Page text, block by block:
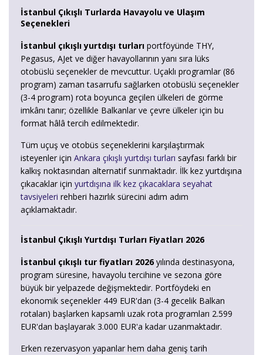
İstanbul Çıkışlı Turlarda Havayolu ve Ulaşım
Seçenekleri
İstanbul çıkışlı yurtdışı turları portföyünde THY,
Pegasus, AJet ve diğer havayollarının yanı sıra lüks
otobüslü seçenekler de mevcuttur. Uçaklı programlar (86
program) zaman tasarrufu sağlarken otobüslü seçenekler
(3-4 program) rota boyunca geçilen ülkeleri de görme
imkânı tanır; özellikle Balkanlar ve çevre ülkeler için bu
format hâlâ tercih edilmektedir.
Tüm uçuş ve otobüs seçeneklerini karşılaştırmak
isteyenler için Ankara çıkışlı yurtdışı turları sayfası farklı bir
kalkış noktasından alternatif sunmaktadır. İlk kez yurtdışına
çıkacaklar için yurtdışına ilk kez çıkacaklara seyahat
tavsiyeleri rehberi hazırlık sürecini adım adım
açıklamaktadır.
İstanbul Çıkışlı Yurtdışı Turları Fiyatları 2026
İstanbul çıkışlı tur fiyatları 2026 yılında destinasyona,
program süresine, havayolu tercihine ve sezona göre
büyük bir yelpazede değişmektedir. Portföydeki en
ekonomik seçenekler 449 EUR'dan (3-4 gecelik Balkan
rotaları) başlarken kapsamlı uzak rota programları 2.599
EUR'dan başlayarak 3.000 EUR'a kadar uzanmaktadır.
Erken rezervasyon yapanlar hem daha geniş tarih